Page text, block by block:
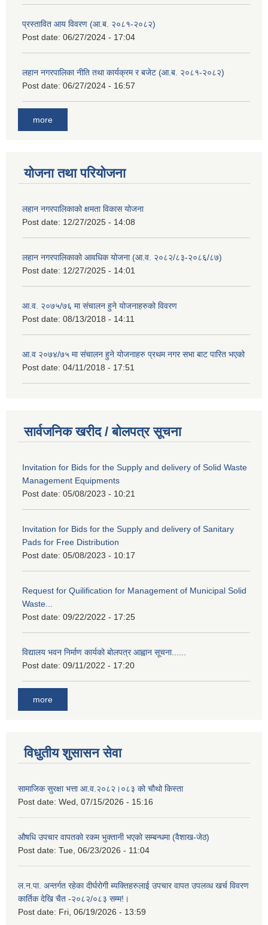
प्रस्तावित आय विवरण (आ.ब. २०८१-२०८२)
Post date: 06/27/2024 - 17:04
लहान नगरपालिका नीति तथा कार्यक्रम र बजेट (आ.ब. २०८१-२०८२)
Post date: 06/27/2024 - 16:57
more
योजना तथा परियोजना
लहान नगरपालिकाको क्षमता विकास योजना
Post date: 12/27/2025 - 14:08
लहान नगरपालिकाको आवधिक योजना (आ.व. २०८२/८३-२०८६/८७)
Post date: 12/27/2025 - 14:01
आ.व. २०७५/७६ मा संचालन हुने योजनाहरुको विवरण
Post date: 08/13/2018 - 14:11
आ.व २०७४/७५ मा संचालन हुने योजनाहरु प्रथम नगर सभा बाट पारित भएको
Post date: 04/11/2018 - 17:51
सार्वजनिक खरीद / बोलपत्र सूचना
Invitation for Bids for the Supply and delivery of Solid Waste
Management Equipments
Post date: 05/08/2023 - 10:21
Invitation for Bids for the Supply and delivery of Sanitary
Pads for Free Distribution
Post date: 05/08/2023 - 10:17
Request for Quilification for Management of Municipal Solid
Waste...
Post date: 09/22/2022 - 17:25
विद्यालय भवन निर्माण कार्यको बोलपत्र आह्वान सूचना......
Post date: 09/11/2022 - 17:20
more
विधुतीय शुसासन सेवा
सामाजिक सुरक्षा भत्ता आ.व.२०८२।०८३ को चौथो किस्ता
Post date: Wed, 07/15/2026 - 15:16
औषधि उपचार वापतको रकम भुक्तानी भएको सम्बन्धमा (वैशाख-जेठ)
Post date: Tue, 06/23/2026 - 11:04
ल.न.पा. अन्तर्गत रहेका दीर्घरोगी ब्यक्तिहरुलाई उपचार वापत उपलव्ध खर्च विवरण
कार्तिक देखि चैत -२०८२/०८३ सम्म!।
Post date: Fri, 06/19/2026 - 13:59